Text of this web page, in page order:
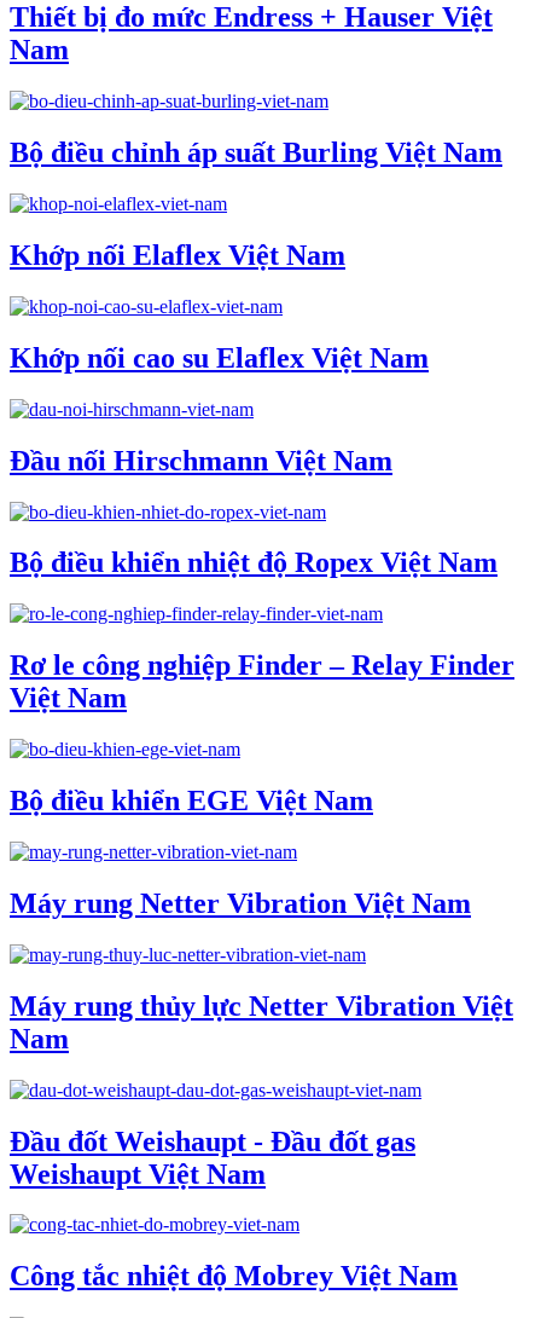
Thiết bị đo mức Endress + Hauser Việt
Nam
Bộ điều chỉnh áp suất Burling Việt Nam
Khớp nối Elaflex Việt Nam
Khớp nối cao su Elaflex Việt Nam
Đầu nối Hirschmann Việt Nam
Bộ điều khiển nhiệt độ Ropex Việt Nam
Rơ le công nghiệp Finder – Relay Finder
Việt Nam
Bộ điều khiển EGE Việt Nam
Máy rung Netter Vibration Việt Nam
Máy rung thủy lực Netter Vibration Việt
Nam
Đầu đốt Weishaupt - Đầu đốt gas
Weishaupt Việt Nam
Công tắc nhiệt độ Mobrey Việt Nam